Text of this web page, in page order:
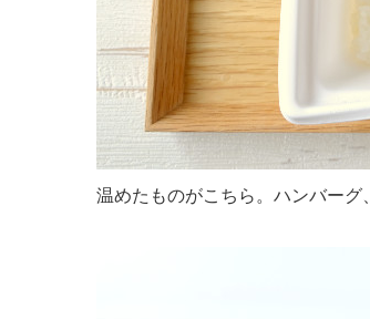
温めたものがこちら。ハンバーグ